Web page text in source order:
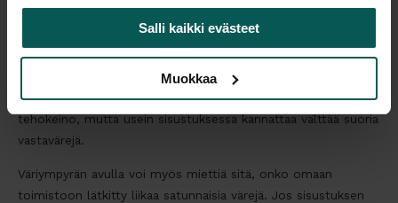
Salli kaikki evästeet
Muokkaa
Jos kaksi värisävyä ovat vastakkaisilla puolilla ympyrää, ne
ovat vastavärejä. Rinnakkain asetettuna vastavärit luovat
levottoman kontrastin. Tämä voi olla joskus mainio
tehokeino, mutta usein sisustuksessa kannattaa välttää suoria
vastavärejä.
Väriympyrän avulla voi myös miettiä sitä, onko omaan
toimistoon lätkitty liikaa satunnaisia värejä. Jos sisustuksen